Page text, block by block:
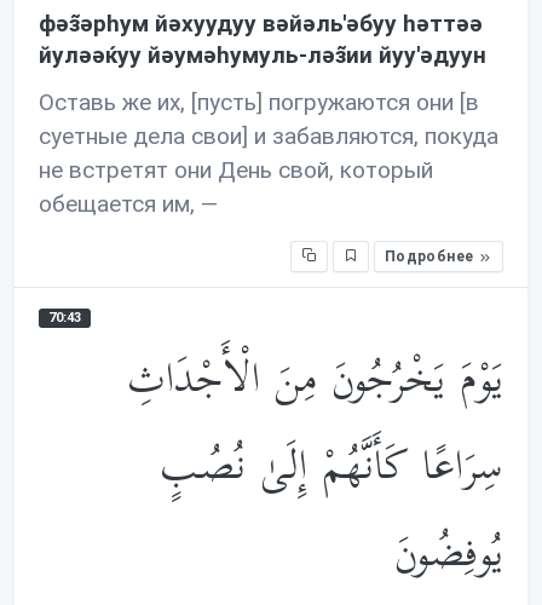
фəз̃əрhум йəхуудуу вəйəль'əбуу həттəə
йулəəќуу йəумəhумуль-лəз̃ии йуу'əдуун
Оставь же их, [пусть] погружаются они [в
суетные дела свои] и забавляются, покуда
не встретят они День свой, который
обещается им, —
Подробнее
70:43
يَوْمَ يَخْرُجُونَ مِنَ الْأَجْدَاثِ
سِرَاعًا كَأَنَّهُمْ إِلَىٰ نُصُبٍ
يُوفِضُونَ